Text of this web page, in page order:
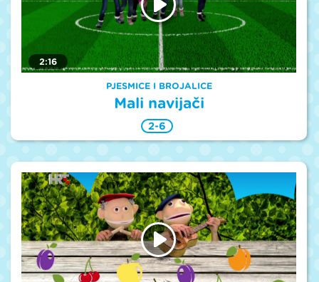
2:16
PJESMICE I BROJALICE
Mali navijači
2-6